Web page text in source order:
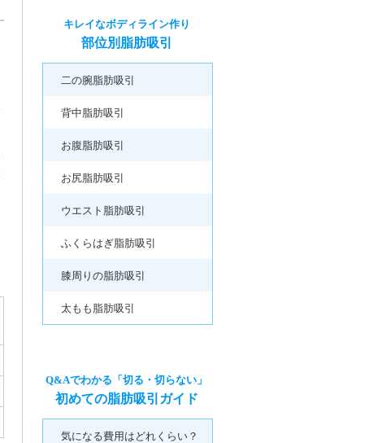
キレイなボディライン作り
部位別脂肪吸引
二の腕脂肪吸引
背中脂肪吸引
お腹脂肪吸引
お尻脂肪吸引
ウエスト脂肪吸引
ふくらはぎ脂肪吸引
膝周りの脂肪吸引
太もも脂肪吸引
Q&Aでわかる「切る・切らない」
初めての脂肪吸引ガイド
気になる費用はどれくらい？